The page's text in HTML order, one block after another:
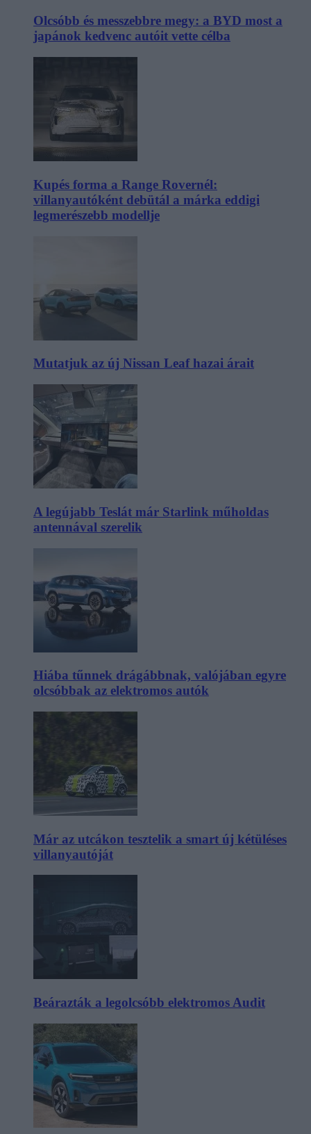
Olcsóbb és messzebbre megy: a BYD most a
japánok kedvenc autóit vette célba
Kupés forma a Range Rovernél:
villanyautóként debütál a márka eddigi
legmerészebb modellje
Mutatjuk az új Nissan Leaf hazai árait
A legújabb Teslát már Starlink műholdas
antennával szerelik
Hiába tűnnek drágábbnak, valójában egyre
olcsóbbak az elektromos autók
Már az utcákon tesztelik a smart új kétüléses
villanyautóját
Beárazták a legolcsóbb elektromos Audit